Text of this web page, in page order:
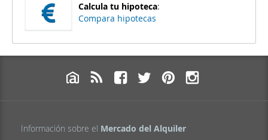
Calcula tu hipoteca:
Compara hipotecas
Información sobre el Mercado del Alquiler